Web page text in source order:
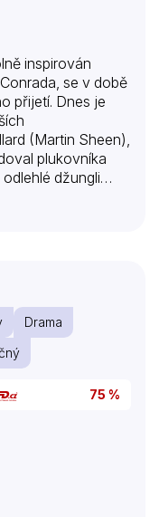
inspirován
se v době
přijetí. Dnes je
(Martin Sheen),
plukovníka
džungli
dotáhl oficiálně
podoby…
Drama
75 %